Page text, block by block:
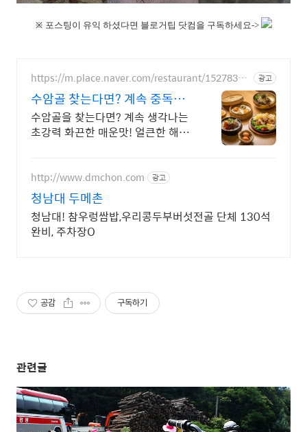
※ 포스팅이 유익 하셨다면 블로거팁 닷컴을 구독하세요->
https://m.place.naver.com/restaurant/15278333 광고
수암골 찾는다면? 계속 중독되
는매운맛!해장냉면
수암골을 찾는다면? 계속 생각나는
초강력 화끈한 매운맛! 얼큰한 해장
http://www.dmchon.com 광고
청남대 두메촌
청남대! 참우렁쌈밥,우리콩두부버섯전골 단체 130석
완비, 주차장O
공감 구독하기
관련글